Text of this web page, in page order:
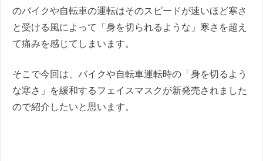
のバイクや自転車の運転はそのスピードが速いほど寒さ
と受ける風によって「身を切られるような」寒さを超え
て痛みを感じてしまいます。
そこで今回は、バイクや自転車運転時の「身を切るよう
な寒さ」を緩和するフェイスマスクが新発売されました
ので紹介したいと思います。